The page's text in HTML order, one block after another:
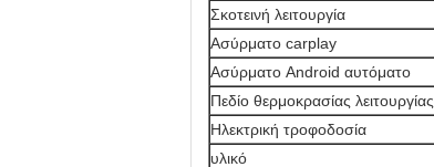
Σκοτεινή λειτουργία
Ασύρματο carplay
Ασύρματο Android αυτόματο
Πεδίο θερμοκρασίας λειτουργίας
Ηλεκτρική τροφοδοσία
υλικό